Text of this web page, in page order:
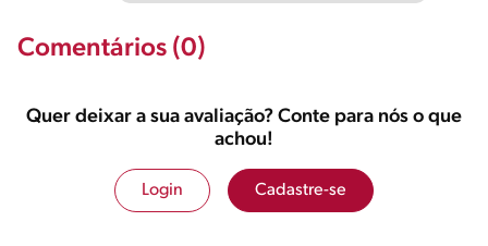
Comentários (0)
Quer deixar a sua avaliação? Conte para nós o que
achou!
Login Cadastre-se